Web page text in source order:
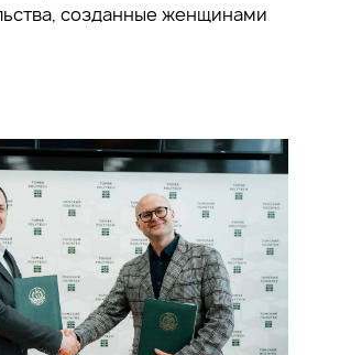
созданные женщинами